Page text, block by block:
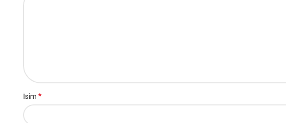
İsim *